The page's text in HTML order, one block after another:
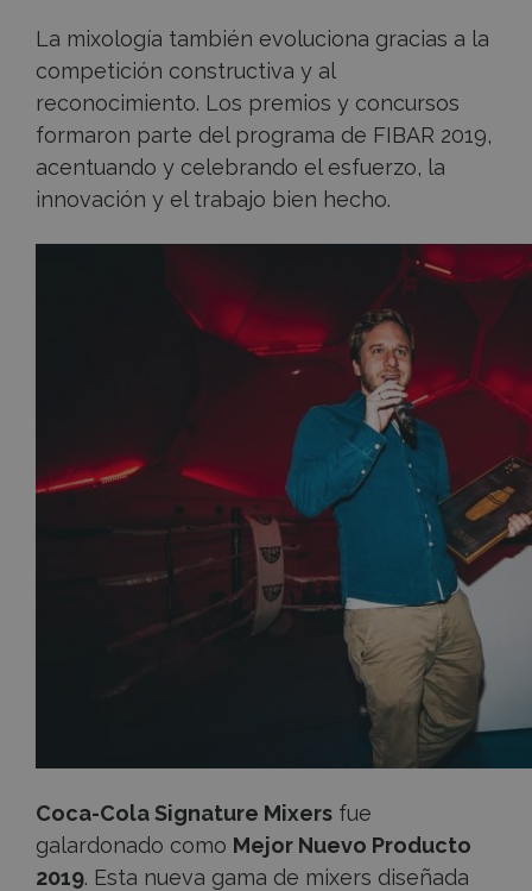
La mixología también evoluciona gracias a la
competición constructiva y al
reconocimiento. Los premios y concursos
formaron parte del programa de FIBAR 2019,
acentuando y celebrando el esfuerzo, la
innovación y el trabajo bien hecho.
Coca-Cola Signature Mixers fue
galardonado como Mejor Nuevo Producto
2019. Esta nueva gama de mixers diseñada